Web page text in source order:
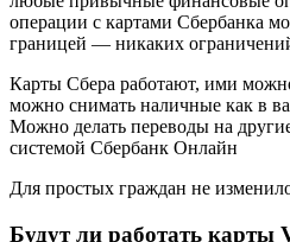
операции с картами Сбербанка
границей — никаких
Карты Сбера работают, ими
можно снимать наличные как в
Можно делать переводы на
системой Сбербанк Онлайн
Для простых граждан не
Будут ли работать карты